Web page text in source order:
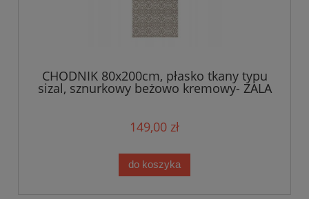
CHODNIK 80x200cm, płasko tkany typu
sizal, sznurkowy beżowo kremowy- ZALA
LIVING SOHO
149,00 zł
do koszyka